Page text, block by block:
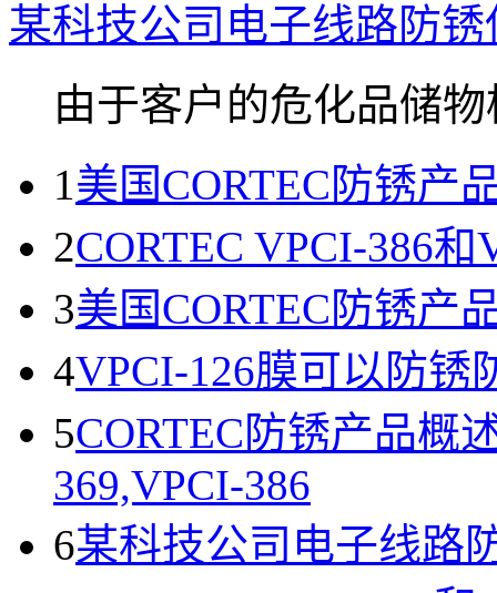
某科技公司电子线路防
由于客户的危化品储物
1美国CORTEC防锈产
2CORTEC VPCI-386
3美国CORTEC防锈产
4VPCI-126膜可以防锈
5CORTEC防锈产品概
369,VPCI-386
6某科技公司电子线路